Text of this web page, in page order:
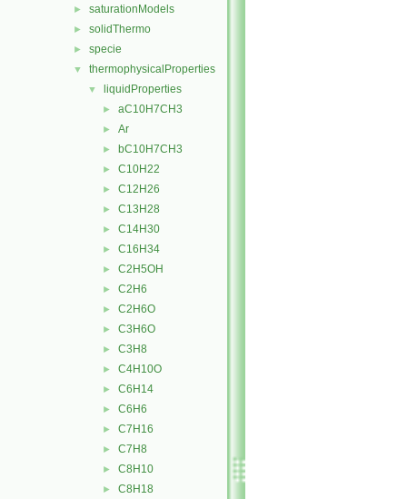
► saturationModels
► solidThermo
► specie
▼ thermophysicalProperties
▼ liquidProperties
► aC10H7CH3
► Ar
► bC10H7CH3
► C10H22
► C12H26
► C13H28
► C14H30
► C16H34
► C2H5OH
► C2H6
► C2H6O
► C3H6O
► C3H8
► C4H10O
► C6H14
► C6H6
► C7H16
► C7H8
► C8H10
► C8H18